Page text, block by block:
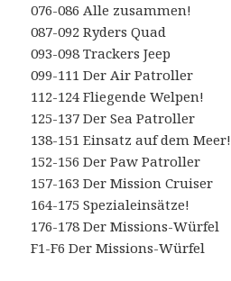
076-086 Alle zusammen!
087-092 Ryders Quad
093-098 Trackers Jeep
099-111 Der Air Patroller
112-124 Fliegende Welpen!
125-137 Der Sea Patroller
138-151 Einsatz auf dem Meer!
152-156 Der Paw Patroller
157-163 Der Mission Cruiser
164-175 Spezialeinsätze!
176-178 Der Missions-Würfel
F1-F6 Der Missions-Würfel